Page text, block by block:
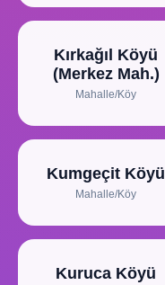
Kırkağıl Köyü
(Merkez Mah.)
Mahalle/Köy
Kumgeçit Köyü
Mahalle/Köy
Kuruca Köyü